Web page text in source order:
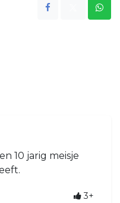
10 jarig meisje
3+